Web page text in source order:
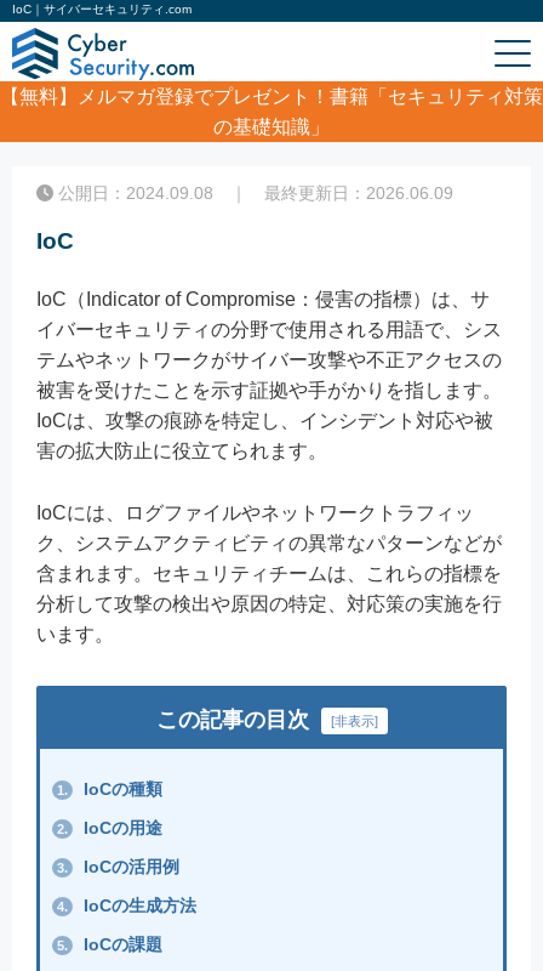
IoC｜サイバーセキュリティ.com
【無料】
メルマガ登録でプレゼント！書籍「セキュリティ対策
の基礎知識」
IoC
公開日：2024.09.08 ｜ 最終更新日：2026.06.09
IoC
IoC（Indicator of Compromise：侵害の指標）は、サ
イバーセキュリティの分野で使用される用語で、シス
テムやネットワークがサイバー攻撃や不正アクセスの
被害を受けたことを示す証拠や手がかりを指します。
IoCは、攻撃の痕跡を特定し、インシデント対応や被
害の拡大防止に役立てられます。
IoCには、ログファイルやネットワークトラフィッ
ク、システムアクティビティの異常なパターンなどが
含まれます。セキュリティチームは、これらの指標を
分析して攻撃の検出や原因の特定、対応策の実施を行
います。
この記事の目次 [非表示]
1. IoCの種類
2. IoCの用途
3. IoCの活用例
4. IoCの生成方法
5. IoCの課題